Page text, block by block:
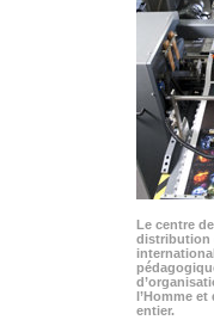
Le centre
distribution
l’Homme et
entier.